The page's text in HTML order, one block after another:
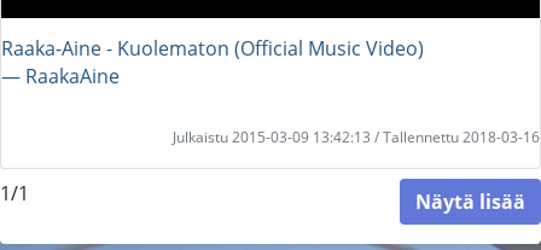
Raaka-Aine - Kuolematon (Official Music Video)
― RaakaAine
Julkaistu 2015-03-09 13:42:13 / Tallennettu 2018-03-16
1/1 Näytä lisää